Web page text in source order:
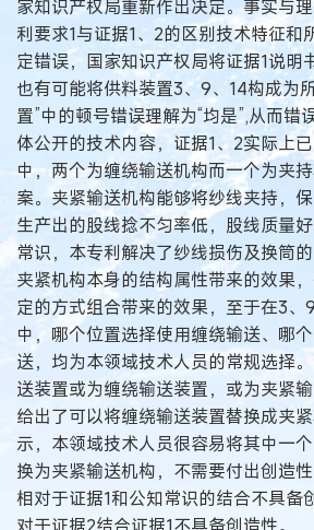
家知识产权局重新作出决定。事实与
利要求1与证据1、2的区别技术特征和
定错误，国家知识产权局将证据1说明
也有可能将供料装置3、9、14构成为
置”中的顿号错误理解为“均是”,从而错
体公开的技术内容，证据1、2实际上
中，两个为缠绕输送机构而一个为夹
案。夹紧输送机构能够将纱线夹持，保
生产出的股线捻不匀率低，股线质量
常识，本专利解决了纱线损伤及换筒
夹紧机构本身的结构属性带来的效果
定的方式组合带来的效果，至于在3、
中，哪个位置选择使用缠绕输送、哪
送，均为本领域技术人员的常规选择
送装置或为缠绕输送装置，或为夹紧
给出了可以将缠绕输送装置替换成夹
示，本领域技术人员很容易将其中一
换为夹紧输送机构，不需要付出创造
相对于证据1和公知常识的结合不具备